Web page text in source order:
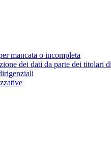
mancata o incompleta
dei dati da parte dei titolari